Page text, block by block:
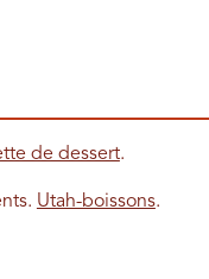
de dessert.
Utah-boissons.